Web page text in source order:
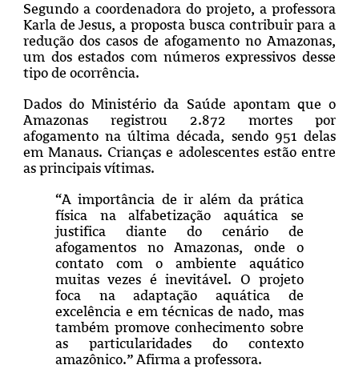
Segundo a coordenadora do projeto, a professora
Karla de Jesus, a proposta busca contribuir para a
redução dos casos de afogamento no Amazonas,
um dos estados com números expressivos desse
tipo de ocorrência.
Dados do Ministério da Saúde apontam que o
Amazonas registrou 2.872 mortes por
afogamento na última década, sendo 951 delas
em Manaus. Crianças e adolescentes estão entre
as principais vítimas.
“A importância de ir além da prática
física na alfabetização aquática se
justifica diante do cenário de
afogamentos no Amazonas, onde o
contato com o ambiente aquático
muitas vezes é inevitável. O projeto
foca na adaptação aquática de
excelência e em técnicas de nado, mas
também promove conhecimento sobre
as particularidades do contexto
amazônico.” Afirma a professora.